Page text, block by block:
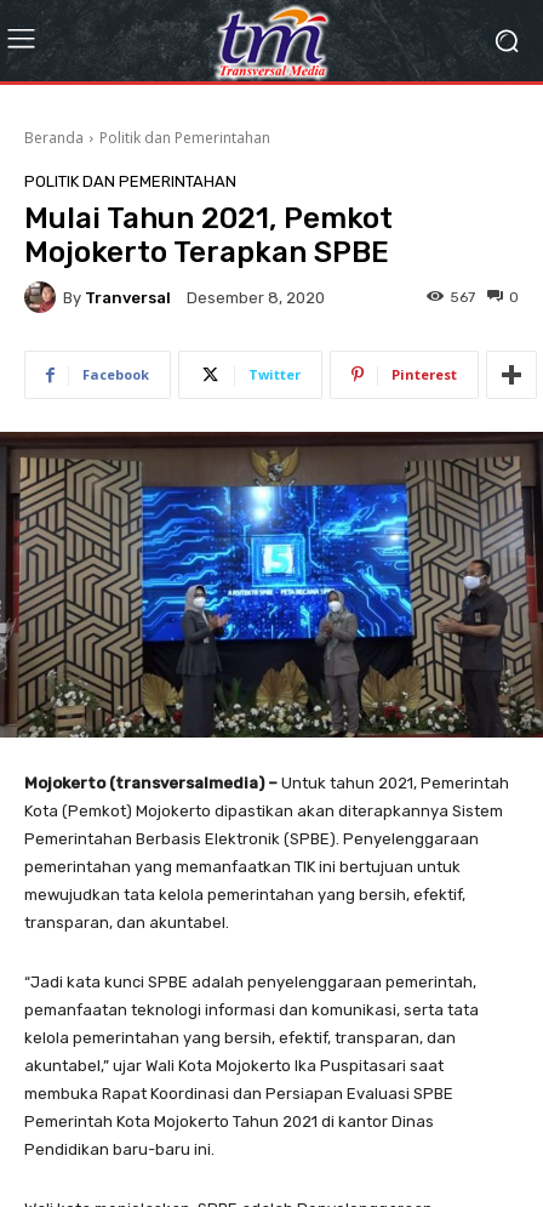
Beranda Politik dan Pemerintahan
POLITIK DAN PEMERINTAHAN
Mulai Tahun 2021, Pemkot
Mojokerto Terapkan SPBE
By Tranversal Desember 8, 2020 0
567
Facebook Twitter Pinterest
Mojokerto (transversalmedia) – Untuk tahun 2021, Pemerintah
Kota (Pemkot) Mojokerto dipastikan akan diterapkannya Sistem
Pemerintahan Berbasis Elektronik (SPBE). Penyelenggaraan
pemerintahan yang memanfaatkan TIK ini bertujuan untuk
mewujudkan tata kelola pemerintahan yang bersih, efektif,
transparan, dan akuntabel.
“Jadi kata kunci SPBE adalah penyelenggaraan pemerintah,
pemanfaatan teknologi informasi dan komunikasi, serta tata
kelola pemerintahan yang bersih, efektif, transparan, dan
akuntabel,” ujar Wali Kota Mojokerto Ika Puspitasari saat
membuka Rapat Koordinasi dan Persiapan Evaluasi SPBE
Pemerintah Kota Mojokerto Tahun 2021 di kantor Dinas
Pendidikan baru-baru ini.